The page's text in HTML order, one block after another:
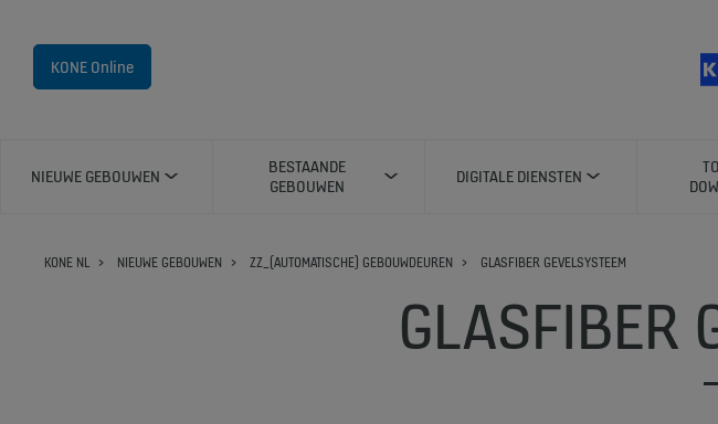
KONE Online
NIEUWE GEBOUWEN
BESTAANDE
GEBOUWEN
DIGITALE DIENSTEN
KONE NL NIEUWE GEBOUWEN ZZ_(AUTOMATISCHE) GEBOUWDEUREN GLASFIBER GEVELSYSTEEM
GLASFIBER